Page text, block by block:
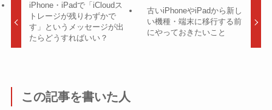
iPhone・iPadで「iCloudス
トレージが残りわずかで
す」というメッセージが出
たらどうすればいい？
古いiPhoneやiPadから新し
い機種・端末に移行する前
にやっておきたいこと
この記事を書いた人